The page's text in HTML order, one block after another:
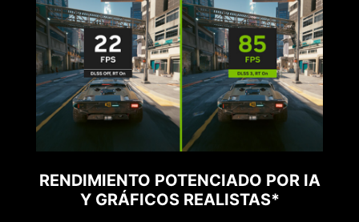
RENDIMIENTO POTENCIADO POR IA
Y GRÁFICOS REALISTAS*